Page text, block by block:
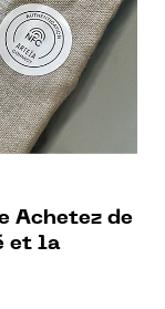
Achetez de
et la